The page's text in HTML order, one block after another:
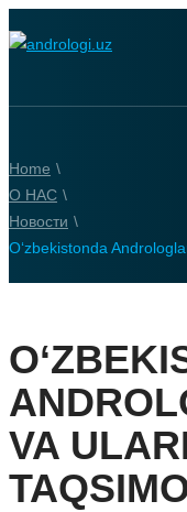
Home \
О НАС \
Новости \
O‘zbekistonda
VA